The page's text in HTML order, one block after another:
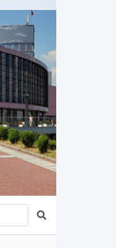
wyszukania
Szukaj